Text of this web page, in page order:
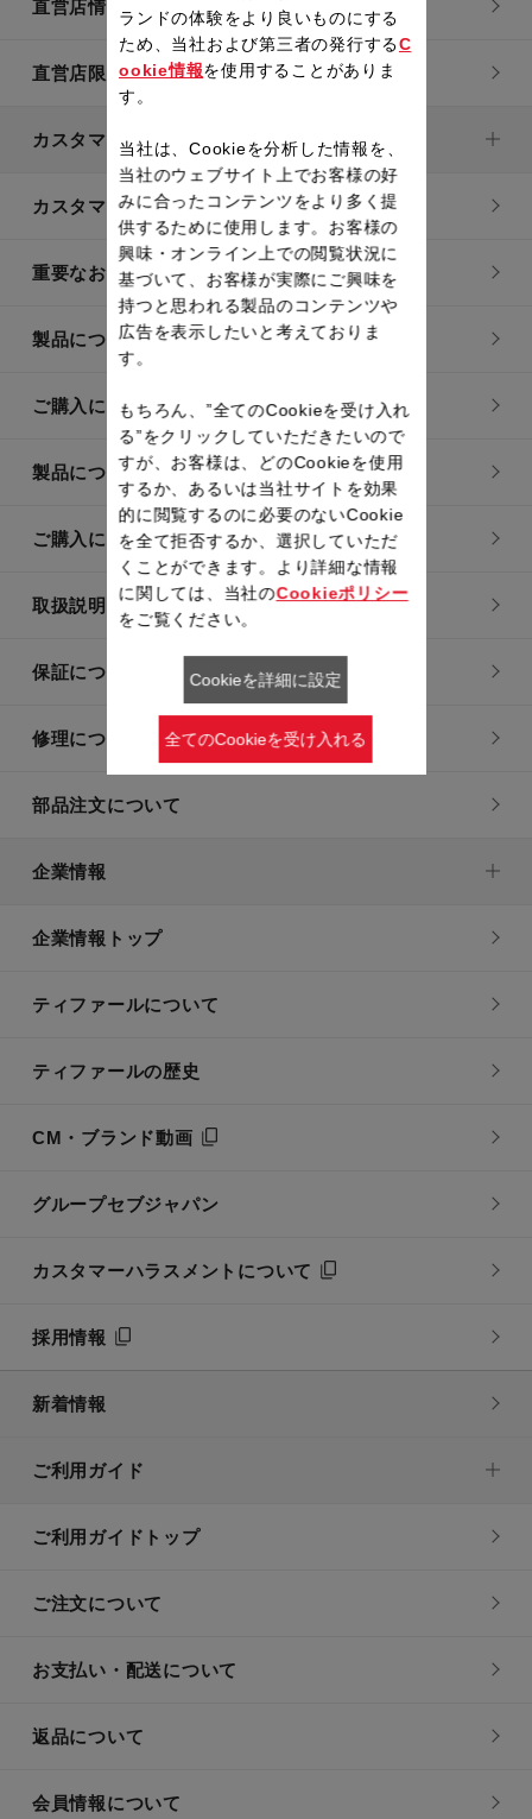
直営店情報
直営店限定製品一覧
カスタマーサービス
カスタマーサービストップ
重要なお知らせ
製品についてのよくあるご質問
ご購入についてのよくあるご質問
製品についてのお問い合わせ
ご購入についてのお問い合わせ
取扱説明書
保証について
修理について
部品注文について
企業情報
企業情報トップ
ティファールについて
ティファールの歴史
CM・ブランド動画
グループセブジャパン
カスタマーハラスメントについて
採用情報
新着情報
ご利用ガイド
ご利用ガイドトップ
ご注文について
お支払い・配送について
返品について
会員情報について
ランドの体験をより良いものにする
ため、当社および第三者の発行するC
ookie情報を使用することがありま
す。
当社は、Cookieを分析した情報を、
当社のウェブサイト上でお客様の好
みに合ったコンテンツをより多く提
供するために使用します。お客様の
興味・オンライン上での閲覧状況に
基づいて、お客様が実際にご興味を
持つと思われる製品のコンテンツや
広告を表示したいと考えておりま
す。
もちろん、”全てのCookieを受け入れ
る”をクリックしていただきたいので
すが、お客様は、どのCookieを使用
するか、あるいは当社サイトを効果
的に閲覧するのに必要のないCookie
を全て拒否するか、選択していただ
くことができます。より詳細な情報
に関しては、当社のCookieポリシー
をご覧ください。
Cookieを詳細に設定
全てのCookieを受け入れる